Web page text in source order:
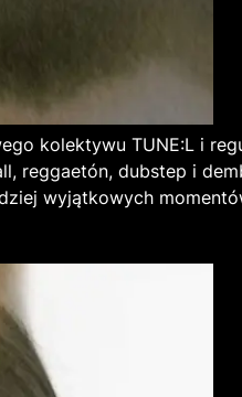
kolektywu TUNE:L i
reggaetón, dubstep i
wyjątkowych